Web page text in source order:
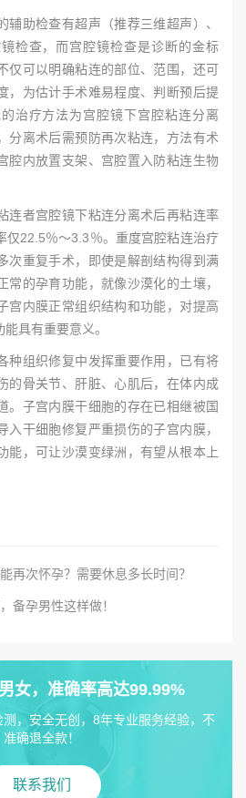
助检查有超声（推荐三维超声）、
检查，而宫腔镜检查是诊断的金标
仅可以明确粘连的部位、范围，还可
，为估计手术难易程度、判断预后提
治疗方法为宫腔镜下宫腔粘连分离
分离术后需预防再次粘连，方法有术
腔内放置支架、宫腔置入防粘连生物
者宫腔镜下粘连分离术后再粘连率
仅22.5％～3.3％。重度宫腔粘连治疗
次重复手术，即使是解剖结构得到满
常的孕育功能，就像沙漠化的土壤，
宫内膜正常组织结构和功能，对提高
具有重要意义。
组织修复中发挥重要作用，已有将
的骨关节、肝脏、心肌后，在体内成
。子宫内膜干细胞的存在已相继被国
入干细胞修复严重损伤的子宫内膜，
能，可让沙漠变绿洲，有望从根本上
再次怀孕？需要休息多长时间？
备孕男性这样做！
女，准确率高达99.99%
，安全无创，8年专业服务经验，不
准确退全款！
联系我们